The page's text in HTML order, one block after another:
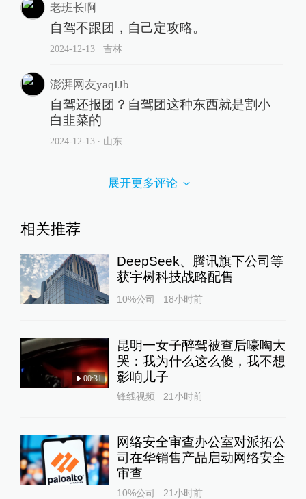
老班长啊
自驾不跟团，自己定攻略。
2024-12-13∙ 吉林
澎湃网友yaqIJb
自驾还报团？自驾团这种东西就是割小
白韭菜的
2024-12-13∙ 山东
展开更多评论
相关推荐
DeepSeek、腾讯旗下公司等
获宇树科技战略配售
10%公司 18小时前
00:31
昆明一女子醉驾被查后嚎啕大
哭：我为什么这么傻，我不想
影响儿子
锋线视频 21小时前
网络安全审查办公室对派拓公
司在华销售产品启动网络安全
审查
10%公司 21小时前